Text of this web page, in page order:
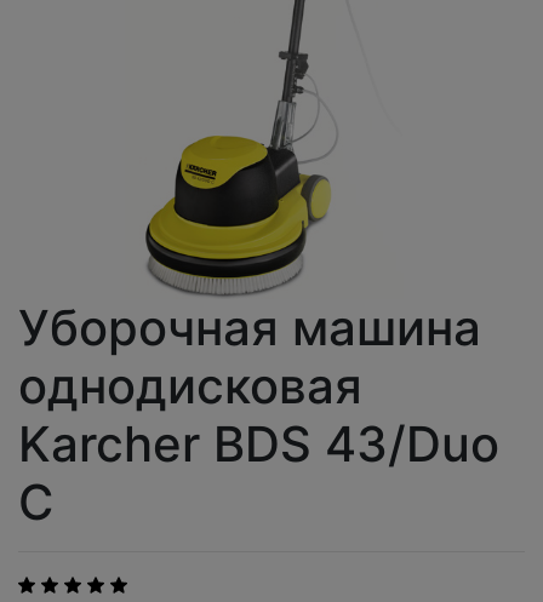
Уборочная машина
однодисковая
Karcher BDS 43/Duo
С